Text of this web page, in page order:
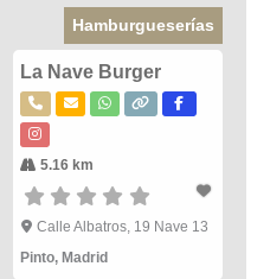
Hamburgueserías
La Nave Burger
5.16 km
Calle Albatros, 19 Nave 13
Pinto, Madrid